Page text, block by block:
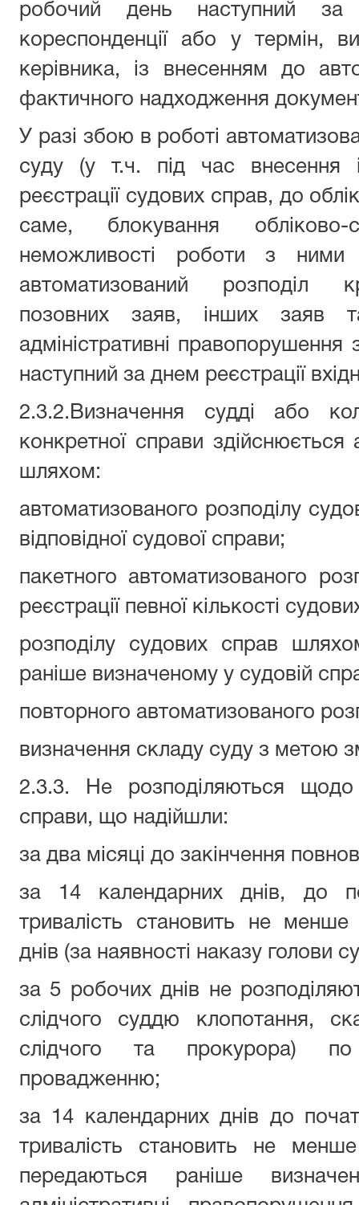
робочий день наступний за
кореспонденції або у термін,
керівника, із внесенням до
фактичного надходження
У разі збою в роботі
суду (у т.ч. під час внесення
реєстрації судових справ, до
саме, блокування обліково-
неможливості роботи з
автоматизований розподіл
позовних заяв, інших заяв
адміністративні
наступний за днем реєстрації
2.3.2.Визначення судді або
конкретної справи
шляхом:
автоматизованого розподілу
відповідної судової справи;
пакетного автоматизованого
реєстрації певної кількості
розподілу судових справ
раніше визначеному у судовій
повторного автоматизованого
визначення складу суду з метою
2.3.3. Не розподіляються щодо
справи, що надійшли:
за два місяці до закінчення
за 14 календарних днів, до
тривалість становить не менше
днів (за наявності наказу голови
за 5 робочих днів не
слідчого суддю клопотання,
слідчого та прокурора)
провадженню;
за 14 календарних днів до
тривалість становить не
передаються раніше